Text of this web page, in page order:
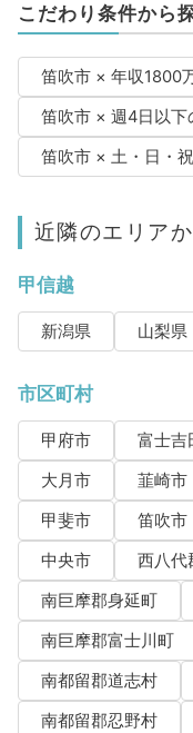
こだわり条件から
笛吹市 × 年収1800
笛吹市 × 週4日以下
笛吹市 × 土・日・
近隣のエリア
甲信越
新潟県 山梨県
市区町村
甲府市 富士吉
大月市
韮崎市
甲斐市
笛吹市
中央市
西八代
南巨摩郡身延町
南巨摩郡富士川町
南都留郡道志村
南都留郡忍野村